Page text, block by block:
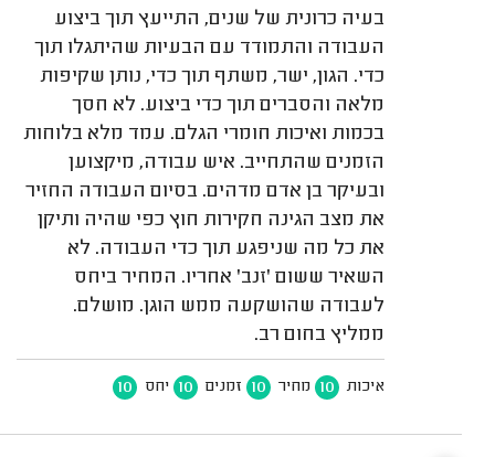
בעיה כרונית של שנים, התייעץ תוך ביצוע
העבודה והתמודד עם הבעיות שהיתגלו תוך
כדי. הגון, ישר, משתף תוך כדי, נותן שקיפות
מלאה והסברים תוך כדי ביצוע. לא חסך
בכמות ואיכות חומרי הגלם. עמד מלא בלוחות
הזמנים שהתחייב. איש עבודה, מיקצוען
ובעיקר בן אדם מדהים. בסיום העבודה החזיר
את מצב הגינה חקירות חוץ כפי שהיה ותיקן
את כל מה שניפגע תוך כדי העבודה. לא
השאיר ששום 'זנב' אחריו. המחיר ביחס
לעבודה שהושקעה ממש הוגן. מושלם.
ממליץ בחום רב.
איכות 10 מחיר 10 זמנים 10 יחס 10